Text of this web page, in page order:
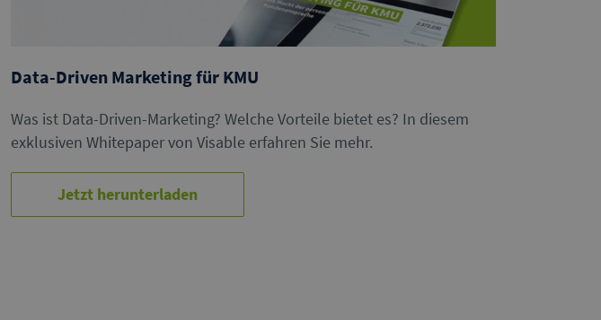
Data-Driven Marketing für KMU
Was ist Data-Driven-Marketing? Welche Vorteile bietet es? In diesem
exklusiven Whitepaper von Visable erfahren Sie mehr.
Jetzt herunterladen